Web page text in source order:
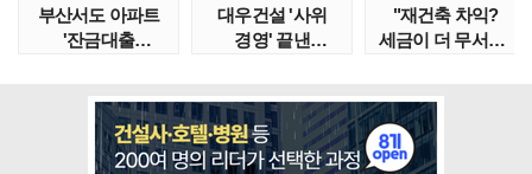
부산서도 아파트
'잔금대출
대우건설 '사위
경영' 끝낸
"재건축 차익?
세금이 더 무서워"